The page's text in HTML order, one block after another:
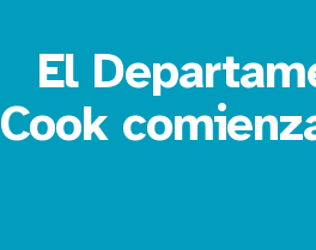
El
Cook